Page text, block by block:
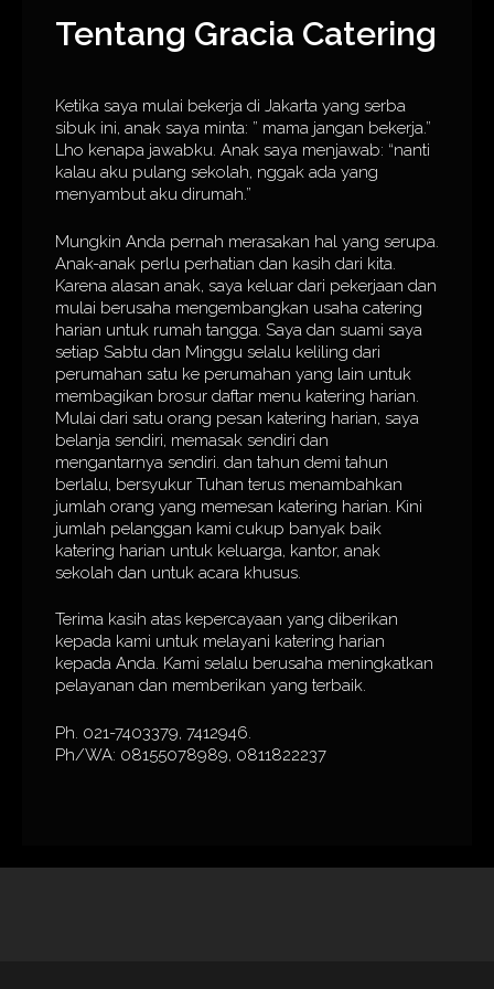
Tentang Gracia Catering
Ketika saya mulai bekerja di Jakarta yang serba
sibuk ini, anak saya minta: ” mama jangan bekerja.”
Lho kenapa jawabku. Anak saya menjawab: “nanti
kalau aku pulang sekolah, nggak ada yang
menyambut aku dirumah.”
Mungkin Anda pernah merasakan hal yang serupa.
Anak-anak perlu perhatian dan kasih dari kita.
Karena alasan anak, saya keluar dari pekerjaan dan
mulai berusaha mengembangkan usaha catering
harian untuk rumah tangga. Saya dan suami saya
setiap Sabtu dan Minggu selalu keliling dari
perumahan satu ke perumahan yang lain untuk
membagikan brosur daftar menu katering harian.
Mulai dari satu orang pesan katering harian, saya
belanja sendiri, memasak sendiri dan
mengantarnya sendiri. dan tahun demi tahun
berlalu, bersyukur Tuhan terus menambahkan
jumlah orang yang memesan katering harian. Kini
jumlah pelanggan kami cukup banyak baik
katering harian untuk keluarga, kantor, anak
sekolah dan untuk acara khusus.
Terima kasih atas kepercayaan yang diberikan
kepada kami untuk melayani katering harian
kepada Anda. Kami selalu berusaha meningkatkan
pelayanan dan memberikan yang terbaik.
Ph. 021-7403379, 7412946.
Ph/WA: 08155078989, 0811822237